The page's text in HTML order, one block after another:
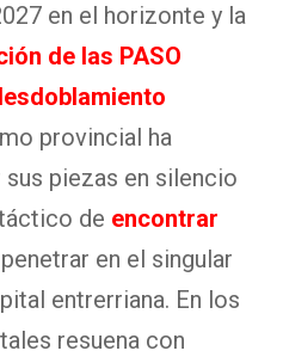
en el horizonte y la
de las PASO
provincial ha
piezas en silencio
de encontrar
en el singular
entrerriana. En los
resuena con